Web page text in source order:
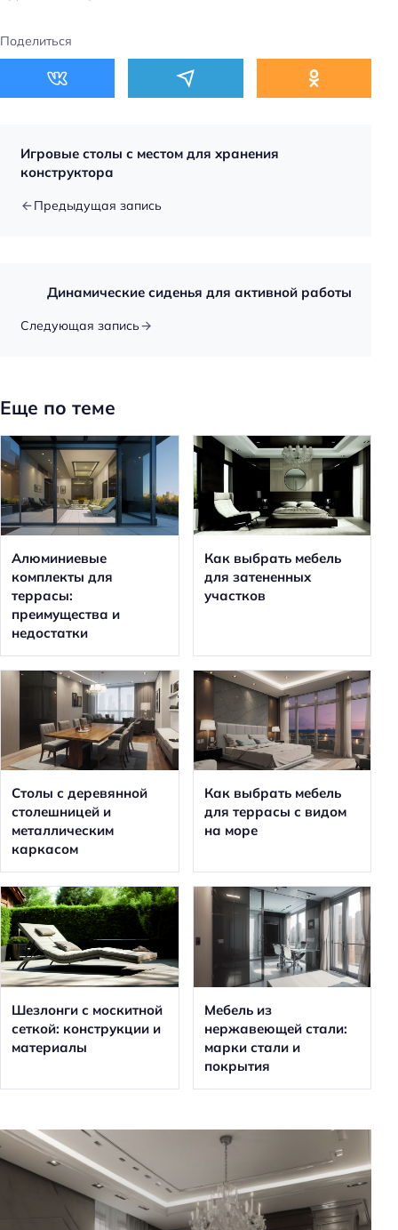
Поделиться
Игровые столы с местом для хранения
конструктора
Предыдущая запись
Динамические сиденья для активной работы
Следующая запись
Еще по теме
Алюминиевые
комплекты для
террасы:
преимущества и
недостатки
Как выбрать мебель
для затененных
участков
Столы с деревянной
столешницей и
металлическим
каркасом
Как выбрать мебель
для террасы с видом
на море
Шезлонги с москитной
сеткой: конструкции и
материалы
Мебель из
нержавеющей стали:
марки стали и
покрытия